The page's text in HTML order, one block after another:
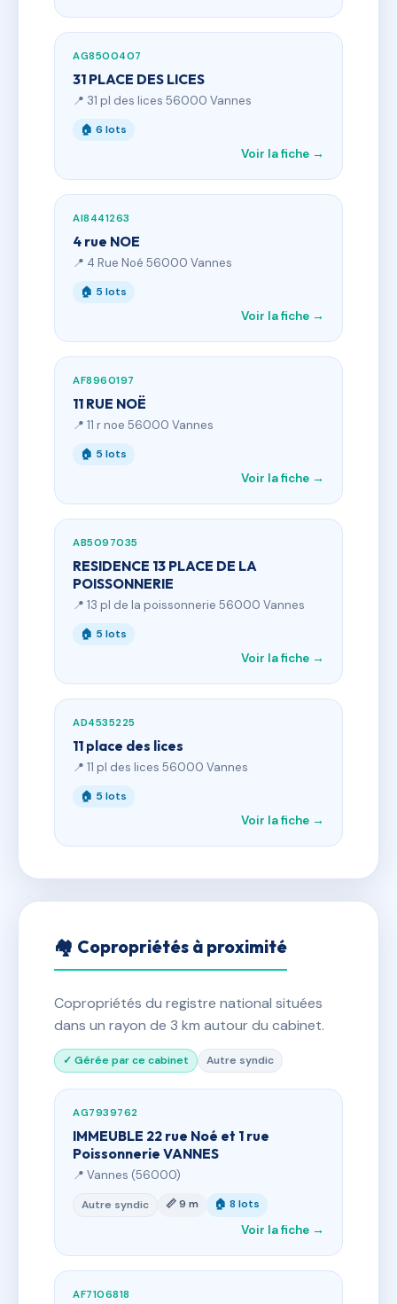
AG8500407
31 PLACE DES LICES
📍 31 pl des lices 56000 Vannes
🏠 6 lots
Voir la fiche →
AI8441263
4 rue NOE
📍 4 Rue Noé 56000 Vannes
🏠 5 lots
Voir la fiche →
AF8960197
11 RUE NOË
📍 11 r noe 56000 Vannes
🏠 5 lots
Voir la fiche →
AB5097035
RESIDENCE 13 PLACE DE LA
POISSONNERIE
📍 13 pl de la poissonnerie 56000 Vannes
🏠 5 lots
Voir la fiche →
AD4535225
11 place des lices
📍 11 pl des lices 56000 Vannes
🏠 5 lots
Voir la fiche →
🏘 Copropriétés à proximité
Copropriétés du registre national situées
dans un rayon de 3 km autour du cabinet.
✓ Gérée par ce cabinet Autre syndic
AG7939762
IMMEUBLE 22 rue Noé et 1 rue
Poissonnerie VANNES
📍 Vannes (56000)
Autre syndic 📏 9 m 🏠 8 lots
Voir la fiche →
AF7106818